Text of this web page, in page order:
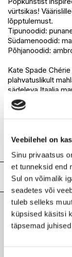
Veebilehel on
Sinu privaatsus
et tunneksid end
Sul on võimalik
seadetes või
tuleb selleks
küpsised käsitsi
täpsemad
I.L.U. Rocca
I.L.U. Lõunakeskus
I.L.U. Pärnu
vürtsikas!
lõpptulemust.
Tipunoodid:
Südamenoodid:
Põhjanoodid:
Kate Spade
plahvatuslikult
sädeleva Itaalia
lillede keeristorm,
parfüümilooja
metsast ja
Lisainfo
Kaubamärk
Laokood
Ribakood